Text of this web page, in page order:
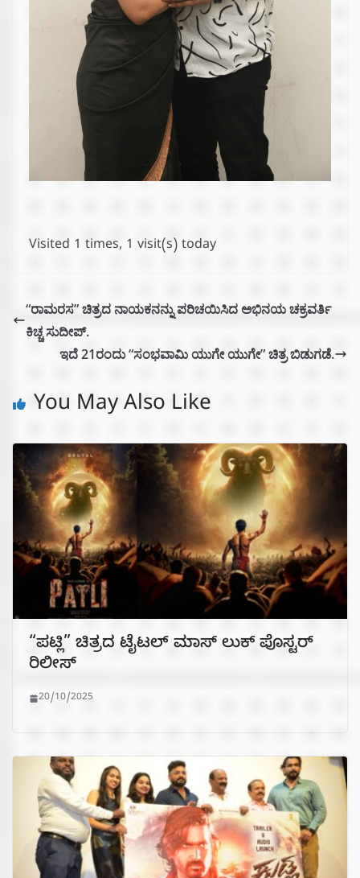
Visited 1 times, 1 visit(s) today
“ರಾಮರಸ” ಚಿತ್ರದ ನಾಯಕನನ್ನು ಪರಿಚಯಿಸಿದ ಅಭಿನಯ ಚಕ್ರವರ್ತಿ
ಕಿಚ್ಚ ಸುದೀಪ್.
ಇದೆ 21ರಂದು “ಸಂಭವಾಮಿ ಯುಗೇ ಯುಗೇ” ಚಿತ್ರ ಬಿಡುಗಡೆ.
You May Also Like
“ಪಟ್ಲಿ” ಚಿತ್ರದ ಟೈಟಲ್ ಮಾಸ್ ಲುಕ್ ಪೊಸ್ಟರ್
ರಿಲೀಸ್
20/10/2025